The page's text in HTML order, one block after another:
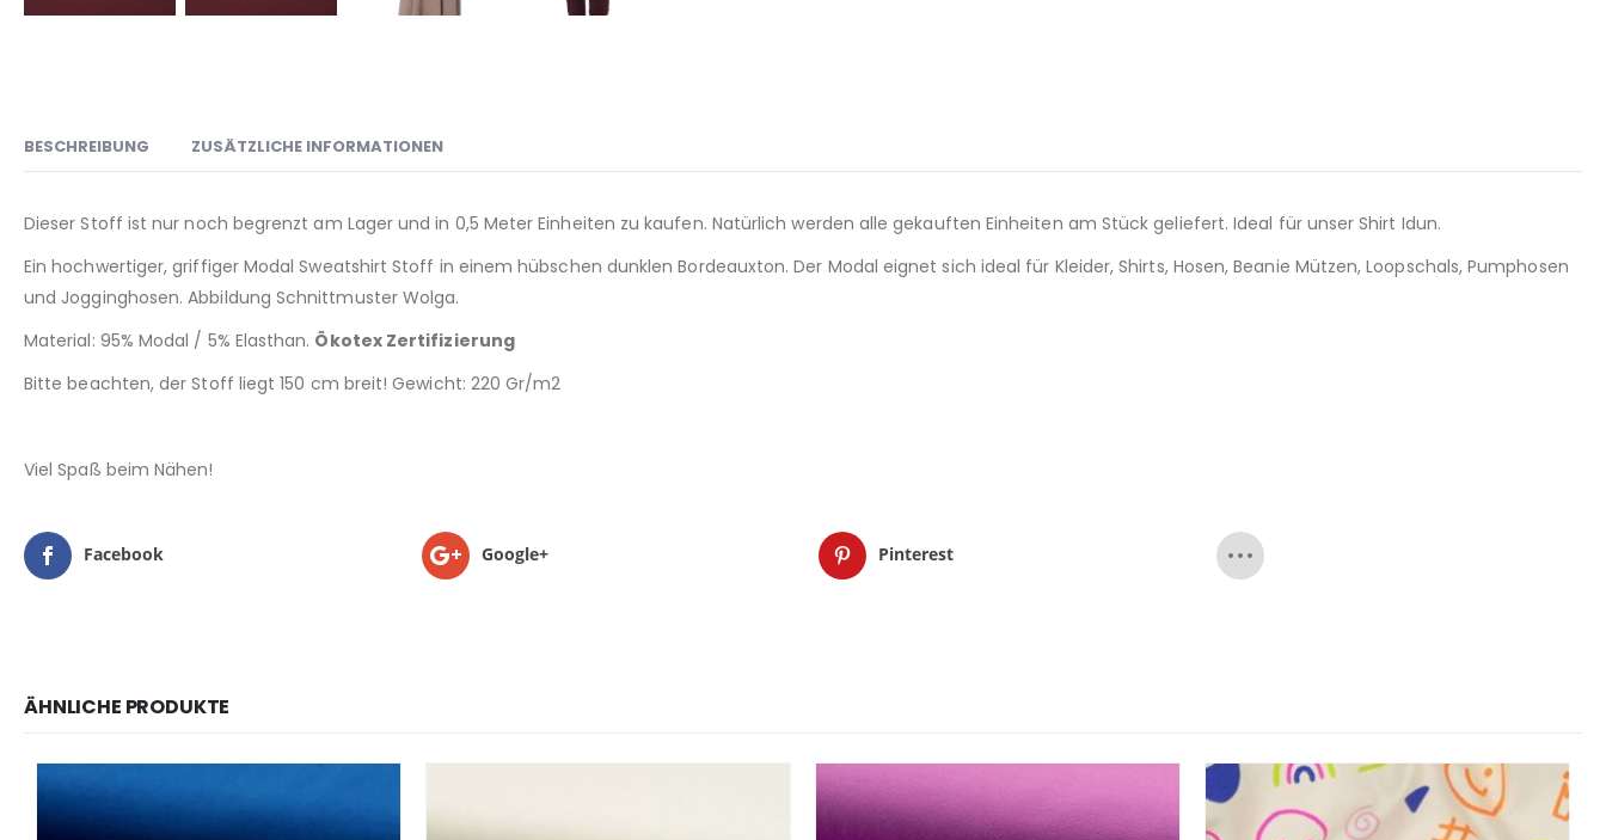
BESCHREIBUNG ZUSÄTZLICHE INFORMATIONEN
Dieser Stoff ist nur noch begrenzt am Lager und in 0,5 Meter Einheiten zu kaufen. Natürlich werden alle gekauften Einheiten am Stück geliefert. Ideal für unser Shirt Idun.
Ein hochwertiger, griffiger Modal Sweatshirt Stoff in einem hübschen dunklen Bordeauxton. Der Modal eignet sich ideal für Kleider, Shirts, Hosen, Beanie Mützen, Loopschals, Pumphosen
und Jogginghosen. Abbildung Schnittmuster Wolga.
Material: 95% Modal / 5% Elasthan. Ökotex Zertifizierung
Bitte beachten, der Stoff liegt 150 cm breit! Gewicht: 220 Gr/m2
Viel Spaß beim Nähen!
Facebook Google+ Pinterest
ÄHNLICHE PRODUKTE